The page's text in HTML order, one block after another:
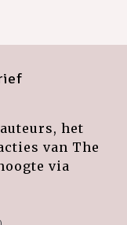
het
van The
via